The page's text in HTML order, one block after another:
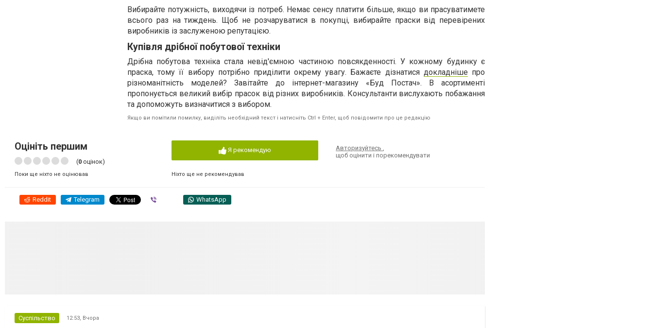
Вибирайте потужність, виходячи із потреб. Немає сенсу платити більше, якщо ви прасуватимете
всього раз на тиждень. Щоб не розчаруватися в покупці, вибирайте праски від перевірених
виробників із заслуженою репутацією.
Купівля дрібної побутової техніки
Дрібна побутова техніка стала невід'ємною частиною повсякденності. У кожному будинку є
праска, тому її вибору потрібно приділити окрему увагу. Бажаєте дізнатися докладніше про
різноманітність моделей? Завітайте до інтернет-магазину «Буд Постач». В асортименті
пропонується великий вибір прасок від різних виробників. Консультанти вислухають побажання
та допоможуть визначитися з вибором.
Якщо ви помітили помилку, виділіть необхідний текст і натисніть Ctrl + Enter, щоб повідомити про це редакцію
Оцініть першим
(0 оцінок)
Поки ще ніхто не оцінював
Я рекомендую
Ніхто ще не рекомендував
Авторизуйтесь,
щоб оцінити і порекомендувати
Reddit Telegram WhatsApp
Суспільство 12:53, Вчора